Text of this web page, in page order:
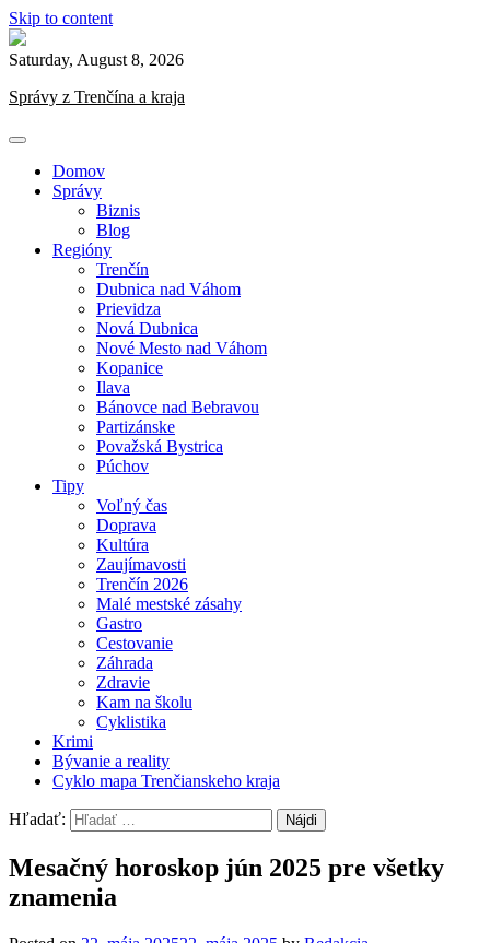
Skip to content
Saturday, August 8, 2026
Správy z Trenčína a kraja
Domov
Správy
Biznis
Blog
Regióny
Trenčín
Dubnica nad Váhom
Prievidza
Nová Dubnica
Nové Mesto nad Váhom
Kopanice
Ilava
Bánovce nad Bebravou
Partizánske
Považská Bystrica
Púchov
Tipy
Voľný čas
Doprava
Kultúra
Zaujímavosti
Trenčín 2026
Malé mestské zásahy
Gastro
Cestovanie
Záhrada
Zdravie
Kam na školu
Cyklistika
Krimi
Bývanie a reality
Cyklo mapa Trenčianskeho kraja
Hľadať:
Mesačný horoskop jún 2025 pre všetky
znamenia